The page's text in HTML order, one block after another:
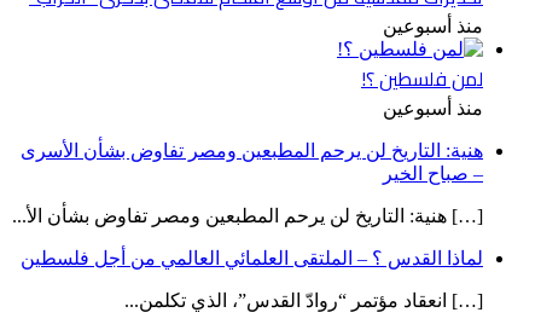
منذ أسبوعين
لمن فلسطين ؟!
منذ أسبوعين
هنية: التاريخ لن يرحم المطبعين ومصر تفاوض بشأن الأسرى
– صباح الخير
[…] هنية: التاريخ لن يرحم المطبعين ومصر تفاوض بشأن الأ...
لماذا القدس ؟ – الملتقى العلمائي العالمي من أجل فلسطين
[…] انعقاد مؤتمر “روادّ القدس”، الذي تكلمن...